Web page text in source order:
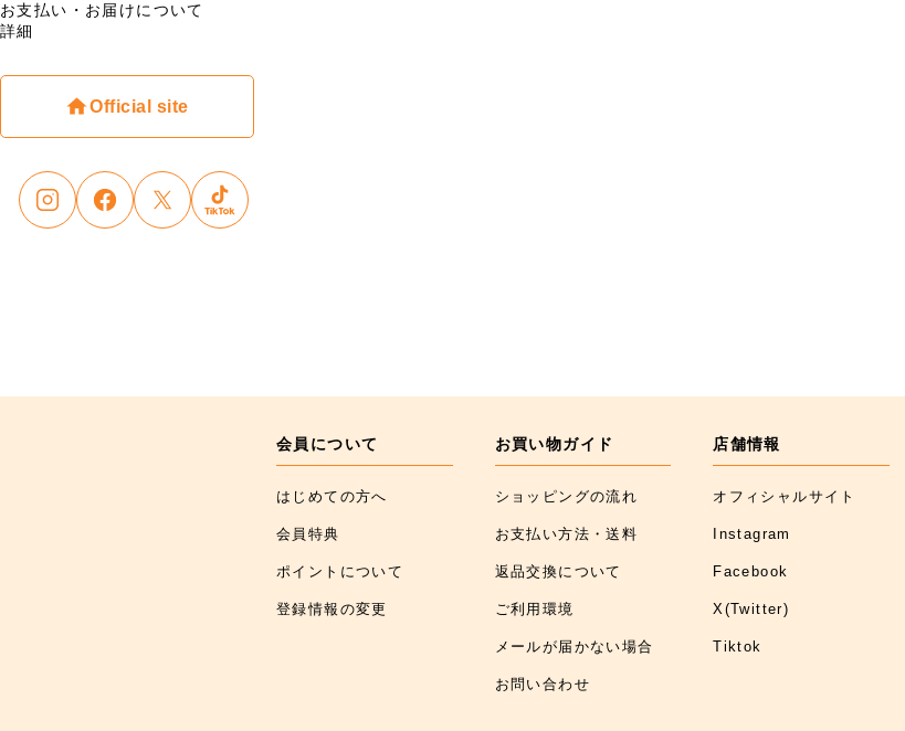
お支払い・お届けについて
詳細
Official site
会員について
はじめての方へ
会員特典
ポイントについて
登録情報の変更
お買い物ガイド
ショッピングの流れ
お支払い方法・送料
返品交換について
ご利用環境
メールが届かない場合
お問い合わせ
店舗情報
オフィシャルサイト
Instagram
Facebook
X(Twitter)
Tiktok